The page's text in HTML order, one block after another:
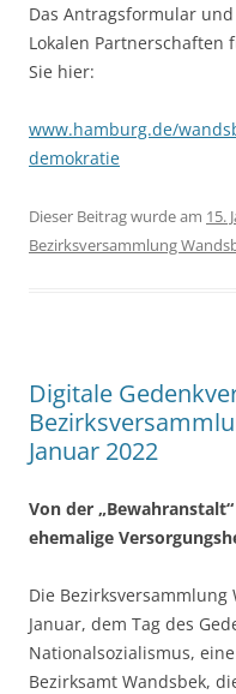
Das Antragsformular
Lokalen Partnerschaften
Sie hier:
www.hamburg.de/
demokratie
Dieser Beitrag wurde am 15.
Bezirksversammlung
Digitale
Januar 2022
Von der
ehemalige
Die
Januar, dem Tag des
Nationalsozialismus,
Bezirksamt Wandsbek,